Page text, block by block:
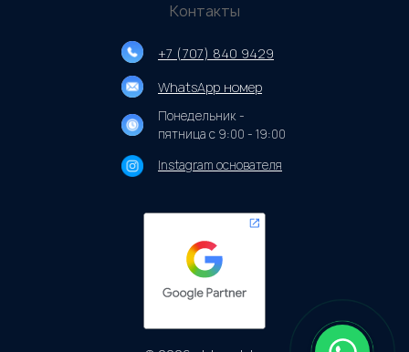
+7 (707) 840 9429
WhatsApp номер
Понедельник -
пятница с 9:00 - 19:00
Instagram основателя
Контакты